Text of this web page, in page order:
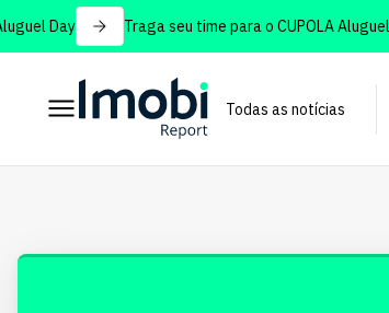
Day Traga seu time para o CUPOLA Aluguel
Todas as notícias